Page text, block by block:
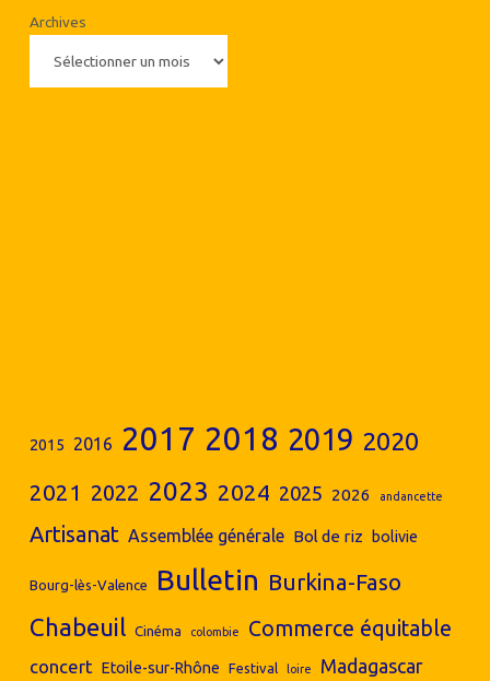
Archives
2015 2016 2017 2018 2019 2020
2021 2022 2023 2024 2025 2026 andancette
Artisanat Assemblée générale Bol de riz bolivie
Bourg-lès-Valence Bulletin Burkina-Faso
Chabeuil Cinéma colombie Commerce équitable
concert Etoile-sur-Rhône Festival loire Madagascar